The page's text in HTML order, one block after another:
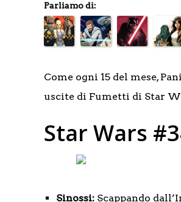
Parliamo di:
Come ogni 15 del mese,
uscite di Fumetti di Star
Star Wars
Sinossi: Scappando